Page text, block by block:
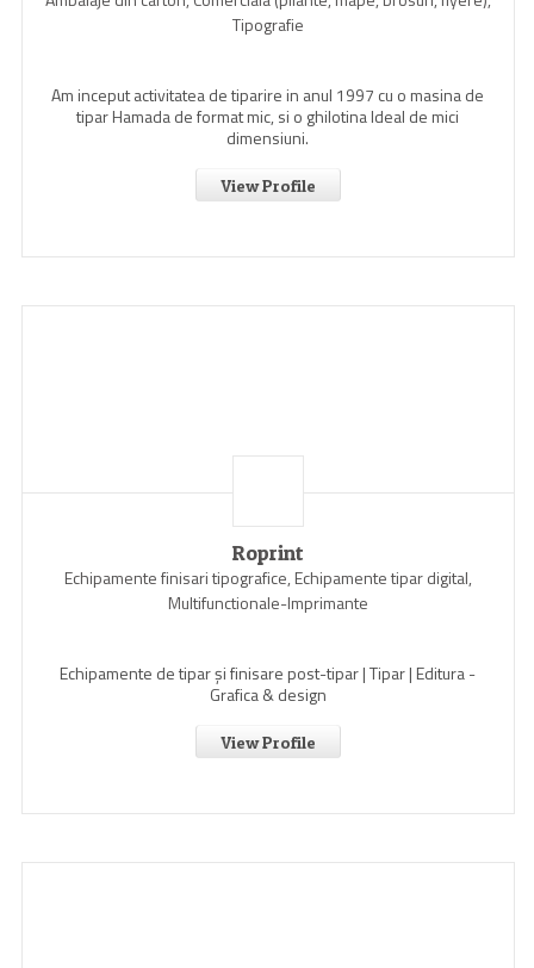
Tipografie
Am inceput activitatea de tiparire in anul 1997 cu o masina de
tipar Hamada de format mic, si o ghilotina Ideal de mici
dimensiuni.
View Profile
Roprint
Echipamente finisari tipografice, Echipamente tipar digital,
Multifunctionale-Imprimante
Echipamente de tipar și finisare post-tipar | Tipar | Editura -
Grafica & design
View Profile